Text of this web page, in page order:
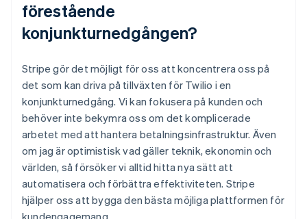
förestående
konjunkturnedgången?
Stripe gör det möjligt för oss att koncentrera oss på
det som kan driva på tillväxten för Twilio i en
konjunkturnedgång. Vi kan fokusera på kunden och
behöver inte bekymra oss om det komplicerade
arbetet med att hantera betalningsinfrastruktur. Även
om jag är optimistisk vad gäller teknik, ekonomin och
världen, så försöker vi alltid hitta nya sätt att
automatisera och förbättra effektiviteten. Stripe
hjälper oss att bygga den bästa möjliga plattformen för
kundengagemang.